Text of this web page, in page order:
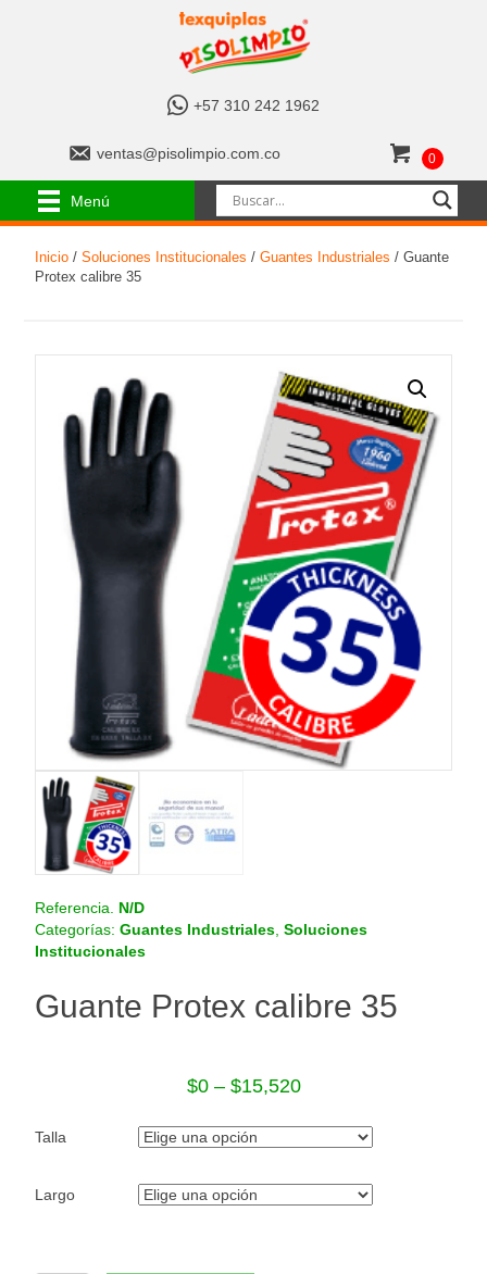
+
7
4
+57 310 242 1962
v
s
@
i
m
ventas@pisolimpio.com.co 0
Menú
Inicio /Soluciones Institucionales /Guantes Industriales / Guante
Protex calibre 35
Referencia. N/D
Categorías:Guantes Industriales ,Soluciones
Institucionales
Guante Protex calibre 35
$0– $15,520
Talla
Largo